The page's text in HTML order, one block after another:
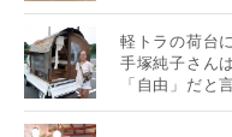
軽トラの荷台
手塚純子さん
「自由」だと